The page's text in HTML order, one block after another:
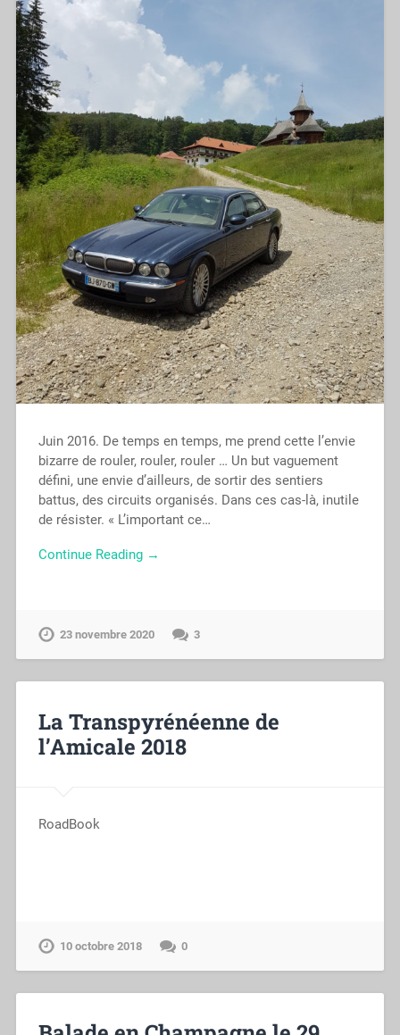
Juin 2016. De temps en temps, me prend cette l’envie
bizarre de rouler, rouler, rouler … Un but vaguement
défini, une envie d’ailleurs, de sortir des sentiers
battus, des circuits organisés. Dans ces cas-là, inutile
de résister. « L’important ce…
Continue Reading →
23 novembre 2020 3
La Transpyrénéenne de
l’Amicale 2018
RoadBook
10 octobre 2018 0